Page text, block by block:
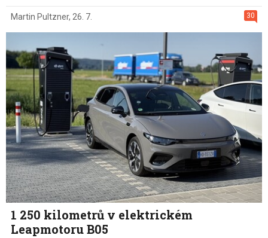
30
Martin Pultzner, 26. 7.
1 250 kilometrů v elektrickém
Leapmotoru B05